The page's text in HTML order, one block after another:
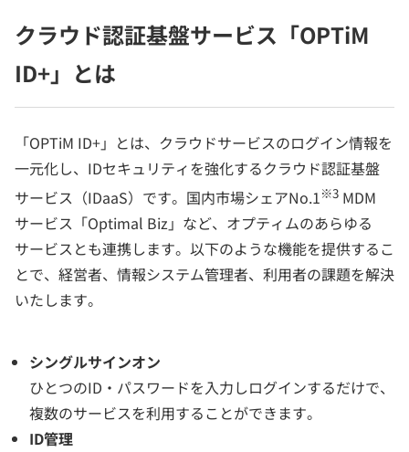
クラウド認証基盤サービス「OPTiM
ID+」とは
「OPTiM ID+」とは、クラウドサービスのログイン情報を
一元化し、IDセキュリティを強化するクラウド認証基盤
サービス（IDaaS）です。国内市場シェアNo.1※3 MDM
サービス「Optimal Biz」など、オプティムのあらゆる
サービスとも連携します。以下のような機能を提供するこ
とで、経営者、情報システム管理者、利用者の課題を解決
いたします。
シングルサインオン
ひとつのID・パスワードを入力しログインするだけで、
複数のサービスを利用することができます。
ID管理